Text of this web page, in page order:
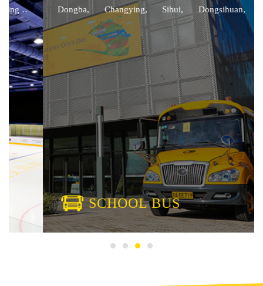
#2 奖学金得主分享 在2022-2023学年，学校对多名同学们进行
奖学金鼓励，以此表彰他们的德才兼备和品学兼优。获得奖学
金奖项的同学们，也为同学们树立了积极的榜样，以此激励自
己更加努力的同时，全面发展自己的特长。下面，让我们一起
走进2022-2023学年奖学金得主们的精彩成长故事。 | / ★ 对
话英鹤才华奖学金得主孙雨凡：在戏剧中看世界，在朝阳凯文
找自我 Kaiwen Student | / ★ 奖学金得主陶宇萱：体育锻炼毅
力，我在14岁成为了国家二级运动员 Kaiwen Student | / ★ 奖
学金得主| 王浩宇：朝阳凯文让我更接近梦想的剑桥大学
Kaiwen Student #3 […]
Dongba, Changying, Sihui, Dongsihuan, and
Dongsanhuan.
SCHOOL BUS